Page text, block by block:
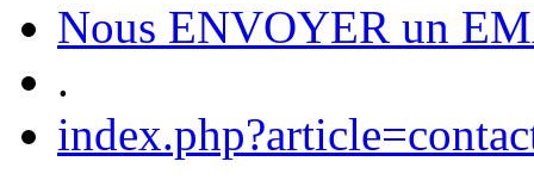
Nous ENVOYER un
.